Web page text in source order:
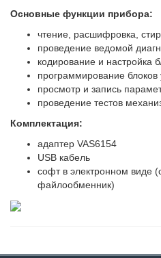
Основные функции прибора:
чтение, расшифровка,
проведение ведомой
кодирование и настройка
программирование блоков
просмотр и запись
проведение тестов
Комплектация:
адаптер VAS6154
USB кабель
софт в электронном виде
файлообменник)